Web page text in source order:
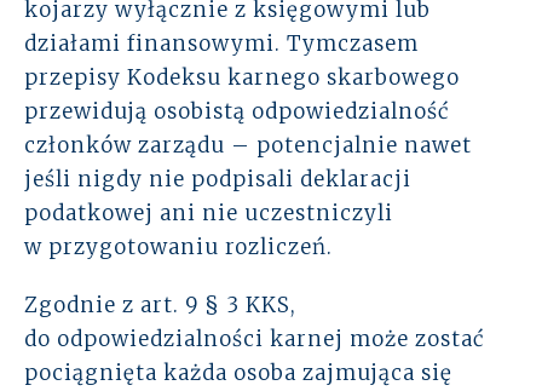
Rozwiązania
Zespół
Dołącz do nas
Dlaczego ALTO
Case studies
Baza wiedzy
kojarzy wyłącznie z księgowymi lub
działami finansowymi. Tymczasem
przepisy Kodeksu karnego skarbowego
przewidują osobistą odpowiedzialność
członków zarządu – potencjalnie nawet
jeśli nigdy nie podpisali deklaracji
podatkowej ani nie uczestniczyli
w przygotowaniu rozliczeń.
Zgodnie z art. 9 § 3 KKS,
do odpowiedzialności karnej może zostać
pociągnięta każda osoba zajmująca się